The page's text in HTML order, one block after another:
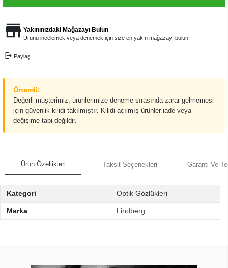
Yakınınızdaki Mağazayı Bulun
Ürünü incelemek veya denemek için size en yakın mağazayı bulun.
Paylaş
Önemli:
Değerli müşterimiz, ürünlerimize deneme sırasında zarar gelmemesi
için güvenlik kilidi takılmıştır. Kilidi açılmış ürünler iade veya
değişime tabi değildir.
Ürün Özellikleri Taksit Seçenekleri Garanti Ve
Kategori Optik Gözlükleri
Marka Lindberg